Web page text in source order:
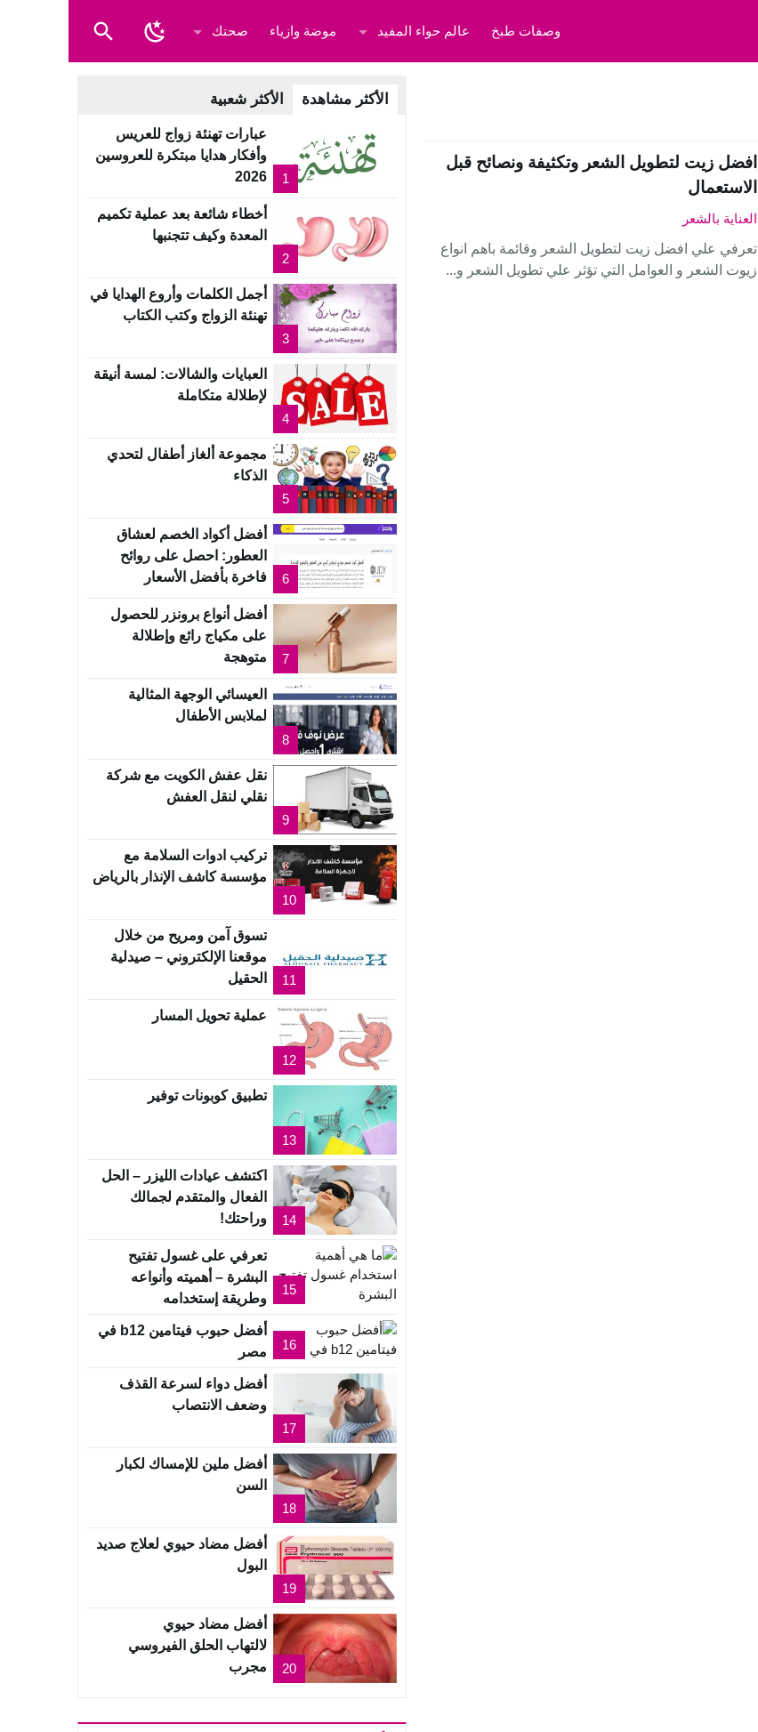
وصفات طبخ عالم حواء المفيد موضة وازياء صحتك
افضل زيت لتطويل الشعر وتكثيفة ونصائح قبل
الاستعمال
العناية بالشعر
تعرفي علي افضل زيت لتطويل الشعر وقائمة باهم انواع
زيوت الشعر و العوامل التي تؤثر علي تطويل الشعر و...
الأكثر مشاهدة الأكثر شعبية
1
عبارات تهنئة زواج للعريس
وأفكار هدايا مبتكرة للعروسين
2026
2
أخطاء شائعة بعد عملية تكميم
المعدة وكيف تتجنبها
3
أجمل الكلمات وأروع الهدايا في
تهنئة الزواج وكتب الكتاب
4
العبايات والشالات: لمسة أنيقة
لإطلالة متكاملة
5
مجموعة ألغاز أطفال لتحدي
الذكاء
6
أفضل أكواد الخصم لعشاق
العطور: احصل على روائح
فاخرة بأفضل الأسعار
7
أفضل أنواع برونزر للحصول
على مكياج رائع وإطلالة
متوهجة
8
العيسائي الوجهة المثالية
لملابس الأطفال
9
نقل عفش الكويت مع شركة
نقلي لنقل العفش
10
تركيب ادوات السلامة مع
مؤسسة كاشف الإنذار بالرياض
11
تسوق آمن ومريح من خلال
موقعنا الإلكتروني – صيدلية
الحقيل
12
عملية تحويل المسار
13
تطبيق كوبونات توفير
14
اكتشف عيادات الليزر – الحل
الفعال والمتقدم لجمالك
وراحتك!
15
تعرفي على غسول تفتيح
البشرة – أهميته وأنواعه
وطريقة إستخدامه
16
أفضل حبوب فيتامين b12 في
مصر
17
أفضل دواء لسرعة القذف
وضعف الانتصاب
18
أفضل ملين للإمساك لكبار
السن
19
أفضل مضاد حيوي لعلاج صديد
البول
20
أفضل مضاد حيوي
لالتهاب الحلق الفيروسي
مجرب